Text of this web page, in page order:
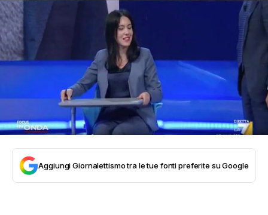
Aggiungi Giornalettismo tra le tue fonti preferite su Google